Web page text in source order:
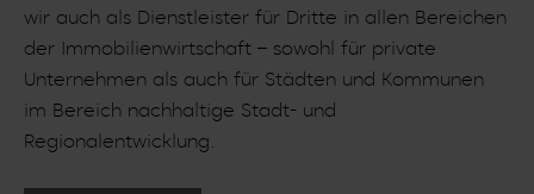
wir auch als Dienstleister für Dritte in allen Bereichen
der Immobilienwirtschaft – sowohl für private
Unternehmen als auch für Städten und Kommunen
im Bereich nachhaltige Stadt- und
Regionalentwicklung.